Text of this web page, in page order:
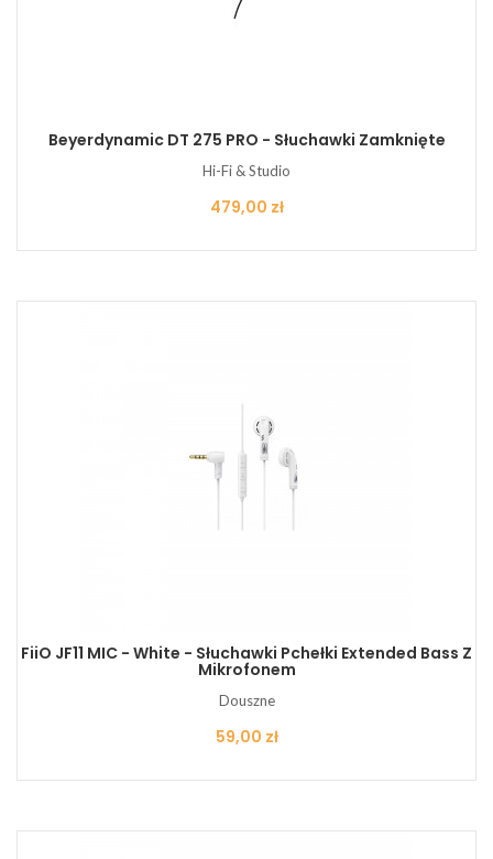
Beyerdynamic DT 275 PRO - Słuchawki Zamknięte
Hi-Fi & Studio
Cena
479,00 zł
FiiO JF11 MIC - White - Słuchawki Pchełki Extended Bass Z
Mikrofonem
Douszne
Cena
59,00 zł